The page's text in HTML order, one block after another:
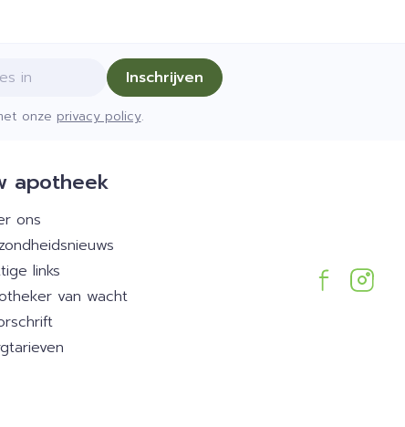
Inschrijven
onze privacy policy.
apotheek
ons
links
van wacht